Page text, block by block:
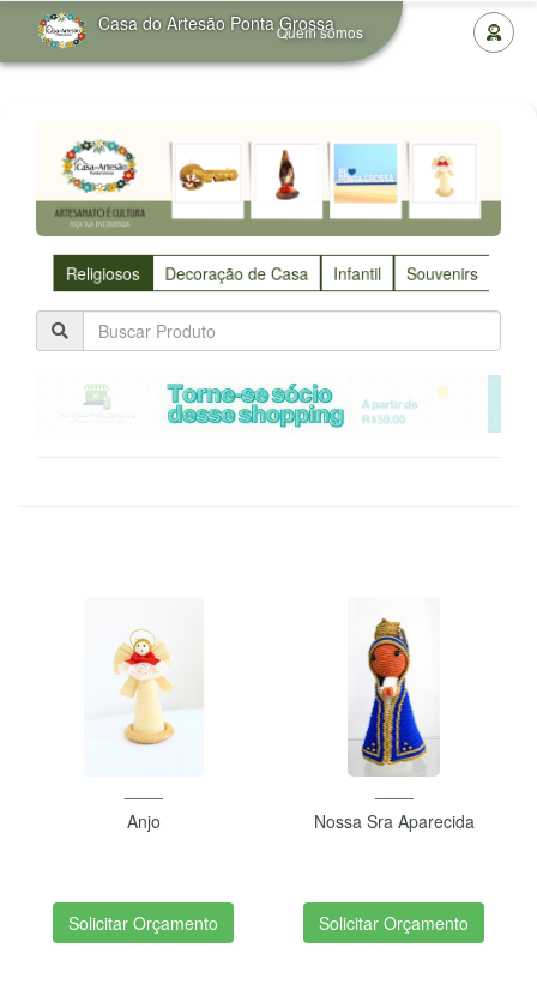
Casa do Artesão Ponta Grossa
Quem somos
Religiosos Decoração de Casa Infantil Souvenirs
Anjo
Solicitar Orçamento
Nossa Sra Aparecida
Solicitar Orçamento